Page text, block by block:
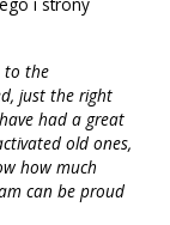
to the
just the right
had a great
old ones,
how much
can be proud